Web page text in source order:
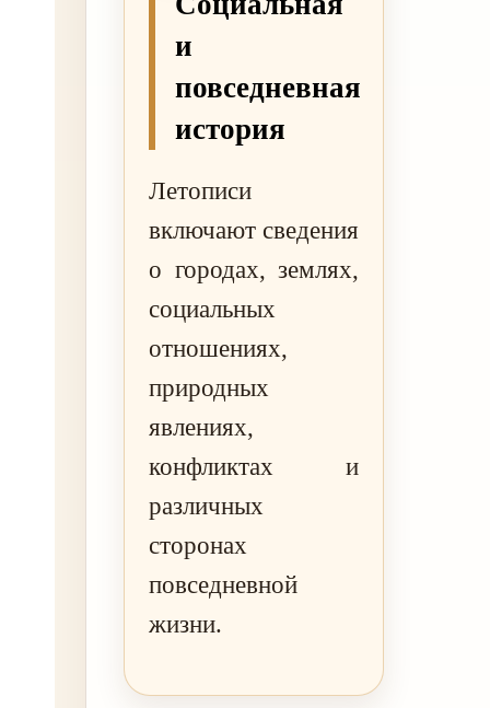
и
повседневная
история
Летописи
включают сведения
о городах, землях,
социальных
отношениях,
природных
явлениях,
конфликтах и
различных
сторонах
повседневной
жизни.